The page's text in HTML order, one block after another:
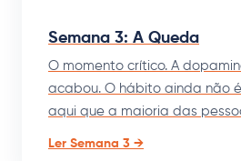
Semana 3: A Queda
O momento crítico. A
acabou. O hábito ainda não
aqui que a maioria das
Ler Semana 3 →